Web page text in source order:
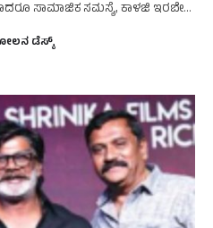
ಸಾಮಾಜಿಕ ಸಮಸ್ಯೆ, ಕಾಳಜಿ ಇರಬೇಕು
ಡೆಸ್ಕ್